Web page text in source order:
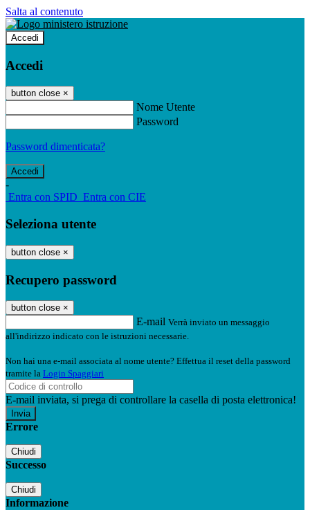
Salta al contenuto
Accedi
Accedi
button close ×
Nome Utente
Password
Password dimenticata?
-
Entra con SPID Entra con CIE
Seleziona utente
button close ×
Recupero password
button close ×
E-mail Verrà inviato un messaggio
all'indirizzo indicato con le istruzioni necessarie.
Non hai una e-mail associata al nome utente? Effettua il reset della password
tramite la Login Spaggiari
E-mail inviata, si prega di controllare la casella di posta elettronica!
Errore
Chiudi
Successo
Chiudi
Informazione